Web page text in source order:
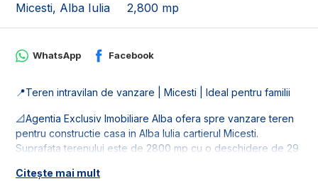
Micesti, Alba Iulia
2,800 mp
WhatsApp Facebook
📍Teren intravilan de vanzare | Micesti | Ideal pentru familii
📐Agentia Exclusiv Imobiliare Alba ofera spre vanzare teren
pentru constructie casa in Alba Iulia cartierul Micesti.
Suprafata terenului este de 2800 mp cu o deschidere de 29
Citește mai mult